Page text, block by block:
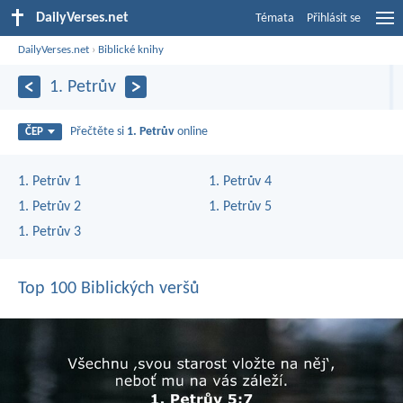
DailyVerses.net Témata Přihlásit se
DailyVerses.net › Biblické knihy
1. Petrův
ČEP Přečtěte si 1. Petrův online
1. Petrův 1
1. Petrův 2
1. Petrův 3
1. Petrův 4
1. Petrův 5
Top 100 Biblických veršů